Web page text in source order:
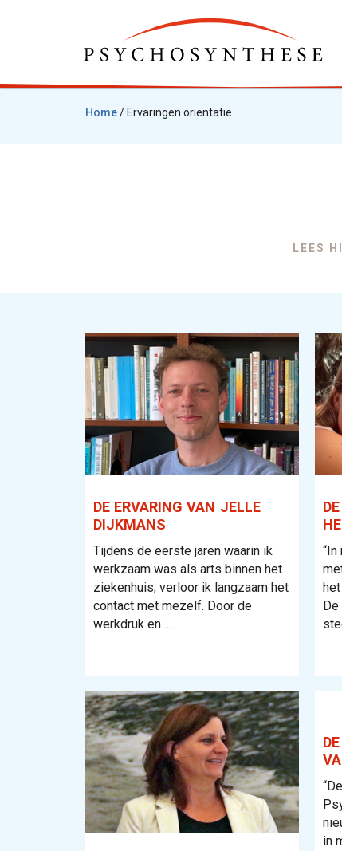
Home/ Ervaringen orientatie
LEES
DE ERVARING VAN JELLE
DIJKMANS
Tijdens de eerste jaren waarin ik
werkzaam was als arts binnen het
ziekenhuis, verloor ik langzaam het
contact met mezelf. Door de
werkdruk en ...
in